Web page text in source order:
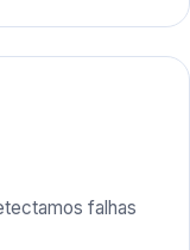
falhas